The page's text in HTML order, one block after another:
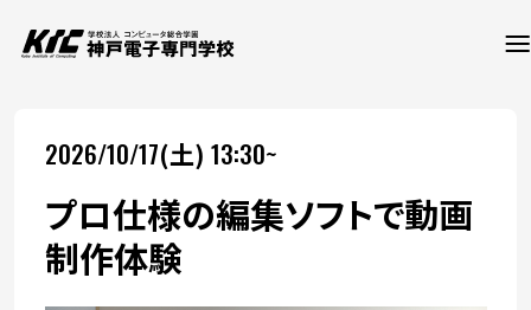
学科・コース
訪問者別
2026/10/17(土) 13:30~
プロ仕様の編集ソフトで動画
制作体験